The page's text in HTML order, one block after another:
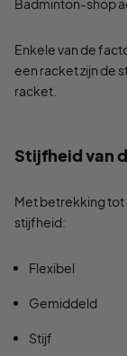
Badminton-shop
Enkele van de
een racket zijn de
racket.
Stijfheid van
Met betrekking tot
stijfheid:
Flexibel
Gemiddeld
Stijf